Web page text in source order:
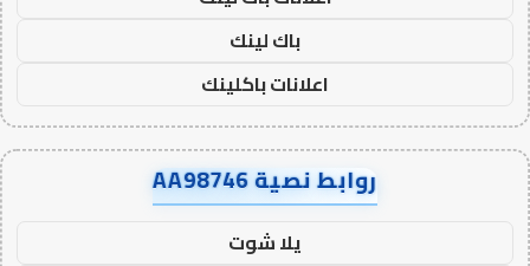
باك لينك
اعلانات باكلينك
روابط نصية AA98746
يلا شوت